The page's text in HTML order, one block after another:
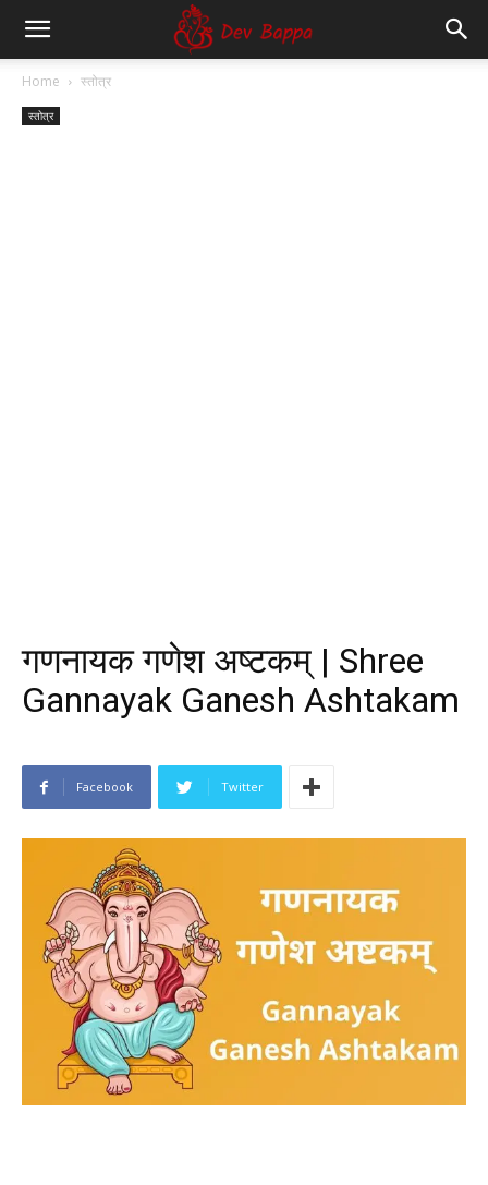
Dev
Bappa
Home स्तोत्र
स्तोत्र
गणनायक गणेश अष्टकम् | Shree
Gannayak Ganesh Ashtakam
Facebook Twitter